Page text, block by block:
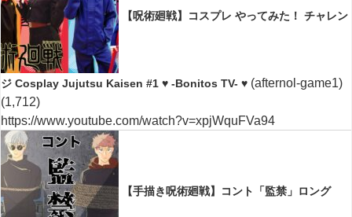
【呪術廻戦】コスプレ やってみた！ チャレン
ジ Cosplay Jujutsu Kaisen #1 ♥ -Bonitos TV- ♥ (afternol-game1)
(1,712)
https://www.youtube.com/watch?v=xpjWquFVa94
【手描き呪術廻戦】コント「監禁」ロング